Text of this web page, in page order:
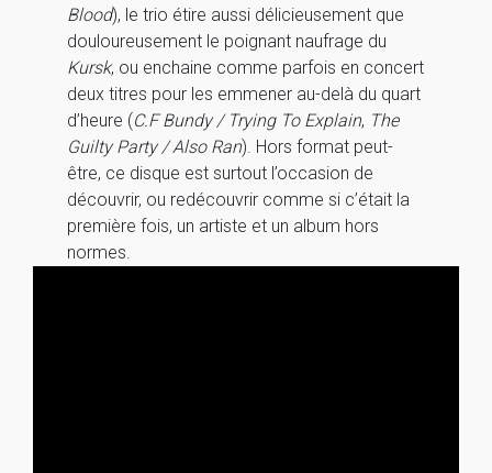
Blood), le trio étire aussi délicieusement que
douloureusement le poignant naufrage du
Kursk, ou enchaine comme parfois en concert
deux titres pour les emmener au-delà du quart
d’heure (C.F Bundy / Trying To Explain, The
Guilty Party / Also Ran). Hors format peut-
être, ce disque est surtout l’occasion de
découvrir, ou redécouvrir comme si c’était la
première fois, un artiste et un album hors
normes.